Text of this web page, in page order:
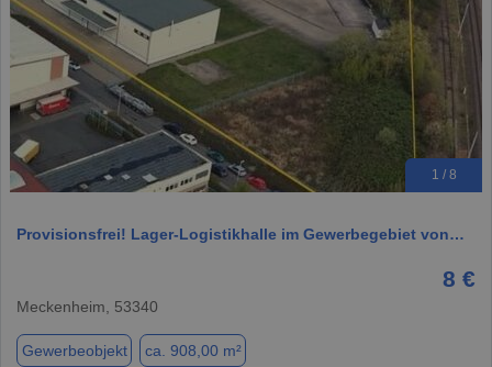
1 / 8
Provisionsfrei! Lager-Logistikhalle im Gewerbegebiet von…
8 €
Meckenheim, 53340
Gewerbeobjekt ca. 908,00 m²